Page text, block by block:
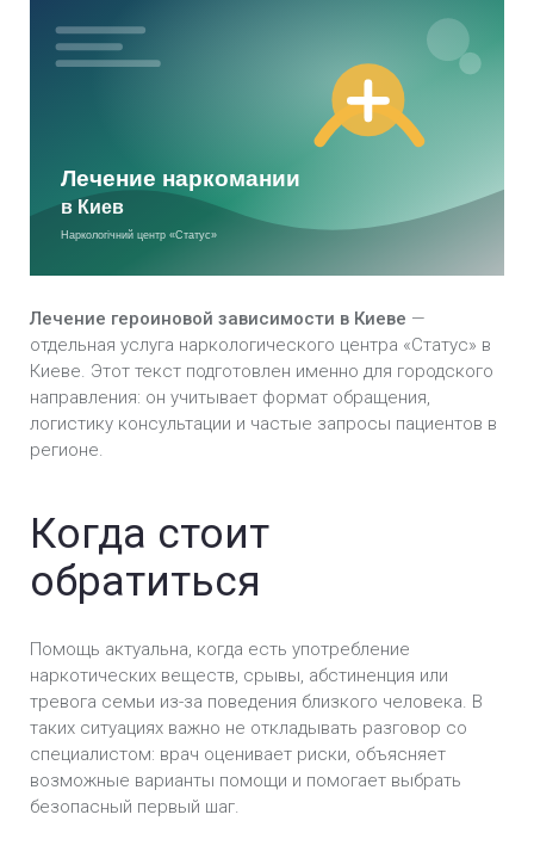
Реабилитация от наркомании в Киеве
Кодирование от наркомании в Киеве
Снятие наркотической ломки в Киеве
Амбулаторное лечение Наркомании в Киеве
Лечение зависимости от метамфетамина в
Киеве
Лечение зависимости от мефедрона в Киеве
Лечение зависимости от Экстази в Киеве
Лечение зависимости от марихуаны в Киеве
Лечение спайсовой зависимости в Киеве
Лечение солевой зависимости в Киеве
Лечение зависимости от амфетамина в Киеве
Лечение опиоидной зависимости в Киеве
Лечение кокаиновой зависимости в Киеве
Лечение героиновой зависимости в Киеве —
отдельная услуга наркологического центра «Статус» в
Киеве. Этот текст подготовлен именно для городского
направления: он учитывает формат обращения,
логистику консультации и частые запросы пациентов в
регионе.
Когда стоит
обратиться
Помощь актуальна, когда есть употребление
наркотических веществ, срывы, абстиненция или
тревога семьи из-за поведения близкого человека. В
таких ситуациях важно не откладывать разговор со
специалистом: врач оценивает риски, объясняет
возможные варианты помощи и помогает выбрать
безопасный первый шаг.